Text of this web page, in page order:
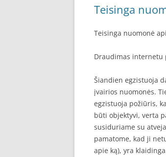
Teisinga
Teisinga nuomonė
Draudimas internetu
Šiandien egzistuoja
įvairios nuomonės.
egzistuoja požiūris,
būti objektyvi, verta
susiduriame su
pamatome, kad ji
apie ką), yra